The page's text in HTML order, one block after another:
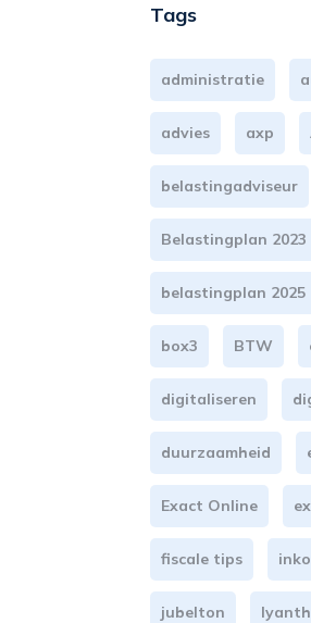
Tags
administratie
advies axp
belastingadviseur
Belastingplan 2023
belastingplan 2025
box3 BTW
digitaliseren
duurzaamheid
Exact Online
fiscale tips
jubelton